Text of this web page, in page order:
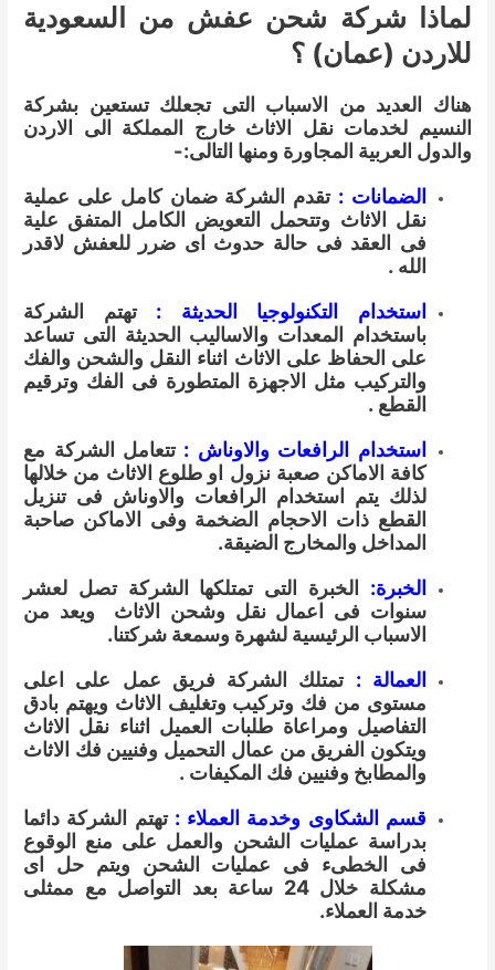
لماذا شركة شحن عفش من السعودية
للاردن (عمان) ؟
هناك العديد من الاسباب التى تجعلك تستعين بشركة
النسيم لخدمات نقل الاثاث خارج المملكة الى الاردن
والدول العربية المجاورة ومنها التالى:-
الضمانات : تقدم الشركة ضمان كامل على عملية
نقل الاثاث وتتحمل التعويض الكامل المتفق علية
فى العقد فى حالة حدوث اى ضرر للعفش لاقدر
الله .
استخدام التكنولوجيا الحديثة :تهتم الشركة
باستخدام المعدات والاساليب الحديثة التى تساعد
على الحفاظ على الاثاث اثناء النقل والشحن والفك
والتركيب مثل الاجهزة المتطورة فى الفك وترقيم
القطع .
استخدام الرافعات والاوناش : تتعامل الشركة مع
كافة الاماكن صعبة نزول او طلوع الاثاث من خلالها
لذلك يتم استخدام الرافعات والاوناش فى تنزيل
القطع ذات الاحجام الضخمة وفى الاماكن صاحبة
المداخل والمخارج الضيقة.
الخبرة: الخبرة التى تمتلكها الشركة تصل لعشر
سنوات فى اعمال نقل وشحن الاثاث ويعد من
الاسباب الرئيسية لشهرة وسمعة شركتنا.
العمالة : تمتلك الشركة فريق عمل على اعلى
مستوى من فك وتركيب وتغليف الاثاث ويهتم بادق
التفاصيل ومراعاة طلبات العميل اثناء نقل الاثاث
ويتكون الفريق من عمال التحميل وفنيين فك الاثاث
والمطابخ وفنيين فك المكيفات .
قسم الشكاوى وخدمة العملاء : تهتم الشركة دائما
بدراسة عمليات الشحن والعمل على منع الوقوع
فى الخطىء فى عمليات الشحن ويتم حل اى
مشكلة خلال 24 ساعة بعد التواصل مع ممثلى
خدمة العملاء.